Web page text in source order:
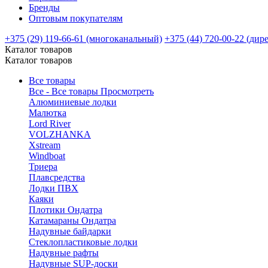
Бренды
Оптовым покупателям
+375 (29) 119-66-61 (многоканальный) +375 (44) 720-00-22
Каталог товаров
Каталог товаров
Все товары
Все - Все товары Просмотреть
Алюминиевые лодки
Малютка
Lord River
VOLZHANKA
Xstream
Windboat
Триера
Плавсредства
Лодки ПВХ
Каяки
Плотики Ондатра
Катамараны Ондатра
Надувные байдарки
Стеклопластиковые лодки
Надувные рафты
Надувные SUP-доски